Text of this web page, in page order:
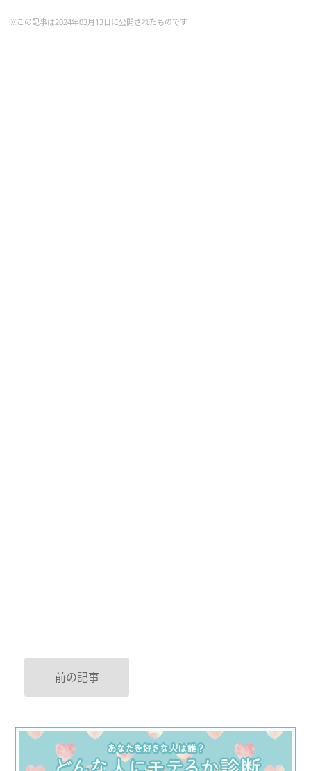
※この記事は2024年03月13日に公開されたものです
前の記事